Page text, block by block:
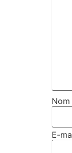
Nom
E-